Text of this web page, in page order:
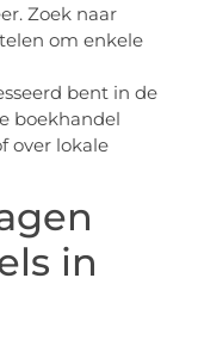
Zoek naar
om enkele
bent in de
boekhandel
over lokale
in